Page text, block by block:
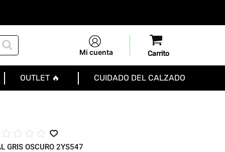
Mi cuenta
OUTLET 🔥 CUIDADO DEL CALZADO
☆ ☆ ☆ ☆
GRIS OSCURO 2YS547